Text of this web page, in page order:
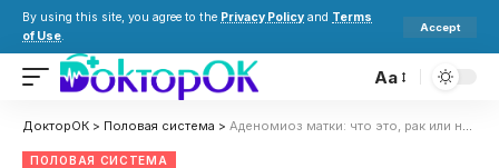
By using this site, you agree to the Privacy Policy and Terms
of Use.
Accept
Aa
ДокторОК > Половая система > Аденомиоз матки: что это, рак или нет, симптомы и методы лечения
ПОЛОВАЯ СИСТЕМА